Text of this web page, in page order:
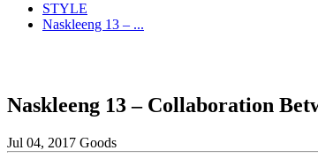
STYLE
Naskleeng 13 – ...
Naskleeng 13 – Collaboration
Jul 04, 2017 Goods